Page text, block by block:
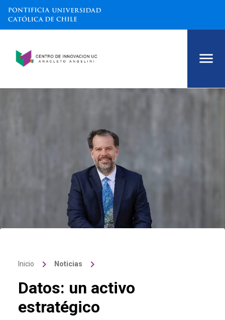
Inicio keyboard_arrow_right Noticias keyboard_arrow_right
Datos: un activo
estratégico